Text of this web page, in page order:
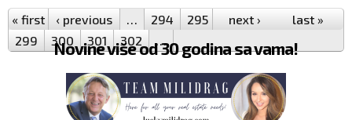
« first ‹ previous 294 295 296 297
298
299
300 301 302 …
next › last »
Novine više od 30 godina sa vama!